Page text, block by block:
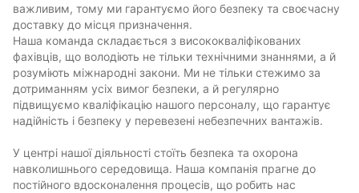
важливим, тому ми гарантуємо його безпеку та своєчасну
доставку до місця призначення.
Наша команда складається з висококваліфікованих
фахівців, що володіють не тільки технічними знаннями, а й
розуміють міжнародні закони. Ми не тільки стежимо за
дотриманням усіх вимог безпеки, а й регулярно
підвищуємо кваліфікацію нашого персоналу, що гарантує
надійність і безпеку у перевезені небезпечних вантажів.
У центрі нашої діяльності стоїть безпека та охорона
навколишнього середовища. Наша компанія прагне до
постійного вдосконалення процесів, що робить нас